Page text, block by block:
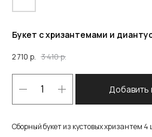
Букет с хризантемами и
2 710 р. 3 410р.
Добавить
Сборный букет из кустовых хризантем 4